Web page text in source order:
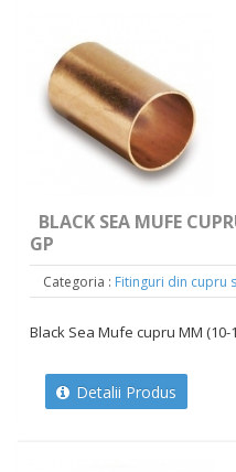
BLACK SEA MUFE
GP
Categoria : Fitinguri din cupru
Black Sea Mufe cupru MM (10-
Detalii Produs